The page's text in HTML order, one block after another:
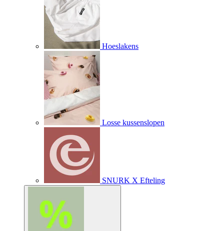
Hoeslakens
Losse kussenslopen
SNURK X Efteling